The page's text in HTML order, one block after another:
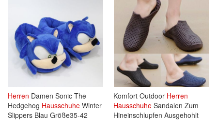
Herren Damen Sonic The
Hedgehog Hausschuhe Winter
Slippers Blau Größe35-42
Komfort Outdoor Herren
Hausschuhe Sandalen Zum
Hineinschlupfen Ausgehohlt